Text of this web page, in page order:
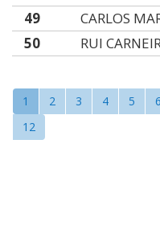
49
CARLOS
50
RUI
1 2 3 4 5 6
12